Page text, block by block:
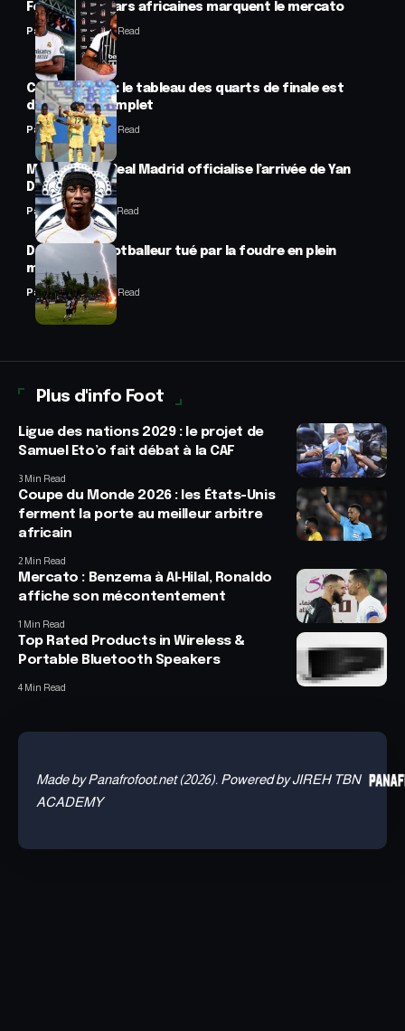
Football : 2 stars africaines marquent le mercato
Panafrofoot2 Min Read
CAN féminine : le tableau des quarts de finale est
désormais complet
Panafrofoot2 Min Read
Mercato : Le Real Madrid officialise l’arrivée de Yan
Diomandé
Panafrofoot1 Min Read
Drame : un footballeur tué par la foudre en plein
match
Panafrofoot2 Min Read
Plus d'info Foot
Ligue des nations 2029 : le projet de
Samuel Eto’o fait débat à la CAF
3 Min Read
Coupe du Monde 2026 : les États-Unis
ferment la porte au meilleur arbitre
africain
2 Min Read
Mercato : Benzema à Al‑Hilal, Ronaldo
affiche son mécontentement
1 Min Read
Top Rated Products in Wireless &
Portable Bluetooth Speakers
4 Min Read
Made by Panafrofoot.net (2026). Powered by JIREH TBN
ACADEMY